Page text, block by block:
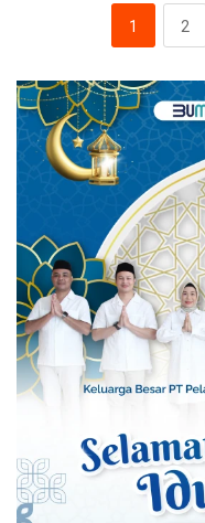
1 2